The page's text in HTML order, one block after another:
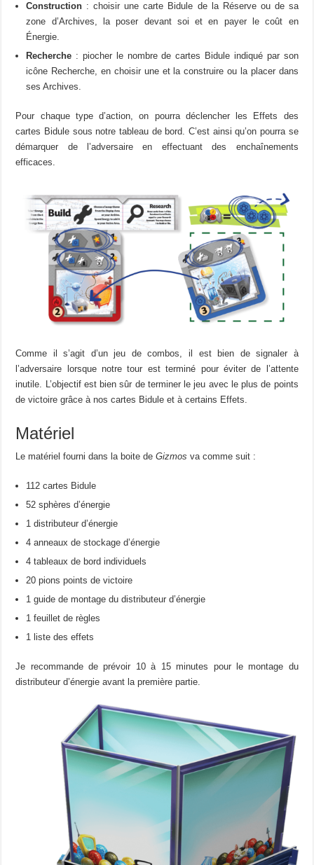
Construction : choisir une carte Bidule de la Réserve ou de sa
zone d’Archives, la poser devant soi et en payer le coût en
Énergie.
Recherche : piocher le nombre de cartes Bidule indiqué par son
icône Recherche, en choisir une et la construire ou la placer dans
ses Archives.
Pour chaque type d’action, on pourra déclencher les Effets des
cartes Bidule sous notre tableau de bord. C’est ainsi qu’on pourra se
démarquer de l’adversaire en effectuant des enchaînements
efficaces.
Comme il s’agit d’un jeu de combos, il est bien de signaler à
l’adversaire lorsque notre tour est terminé pour éviter de l’attente
inutile. L’objectif est bien sûr de terminer le jeu avec le plus de points
de victoire grâce à nos cartes Bidule et à certains Effets.
Matériel
Le matériel fourni dans la boite deGizmos va comme suit :
112 cartes Bidule
52 sphères d’énergie
1 distributeur d’énergie
4 anneaux de stockage d’énergie
4 tableaux de bord individuels
20 pions points de victoire
1 guide de montage du distributeur d’énergie
1 feuillet de règles
1 liste des effets
Je recommande de prévoir 10 à 15 minutes pour le montage du
distributeur d’énergie avant la première partie.